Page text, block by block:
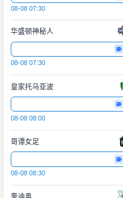
08-08 07:30
华盛顿神秘人
08-08 07:30
皇家托马亚波
08-08 08:00
哥谭女足
08-08 08:30